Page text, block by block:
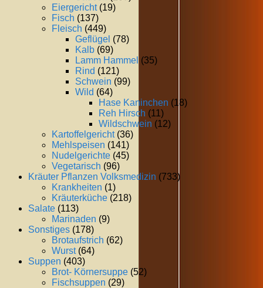
Eiergericht(19)
Fisch (137)
Fleisch (449)
Geflügel (78)
Kalb (69)
Lamm Hammel (35)
Rind (121)
Schwein (99)
Wild (64)
Hase Kaninchen (18)
Reh Hirsch (11)
Wildschwein (12)
Kartoffelgericht(36)
Mehlspeisen (141)
Nudelgerichte (45)
Vegetarisch (96)
Kräuter Pflanzen Volksmedizin (733)
Krankheiten (1)
Kräuterküche (218)
Salate (113)
Marinaden (9)
Sonstiges (178)
Brotaufstrich (62)
Wurst(64)
Suppen (403)
Brot- Körnersuppe (52)
Fischsuppen (29)